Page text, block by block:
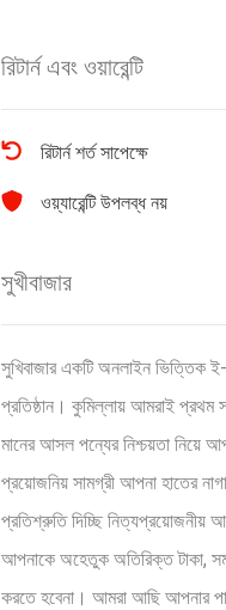
রিটার্ন এবং ওয়ারেন্টি
রিটার্ন শর্ত সাপেক্ষে
ওয়্যারেন্টি উপলব্ধ নয়
সুখীবাজার
সুখিবাজার একটি অনলাইন ভিত্তিক ই-
প্রতিষ্ঠান। কুমিল্লায় আমরাই প্রথম
মানের আসল পন্যের নিশ্চয়তা নিয়ে
প্রয়োজনিয় সামগ্রী আপনা হাতের
প্রতিশ্রুতি দিচ্ছি নিত্যপ্রয়োজনীয়
আপনাকে অহেতুক অতিরিক্ত টাকা,
করতে হবেনা। আমরা আছি আপনার